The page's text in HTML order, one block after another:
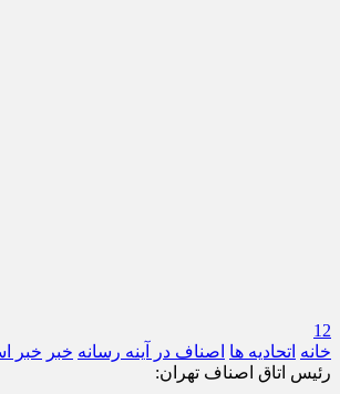
12
خانه اتحادیه ها اصناف در آینه رسانه خبر خبر
رئیس اتاق اصناف تهران: